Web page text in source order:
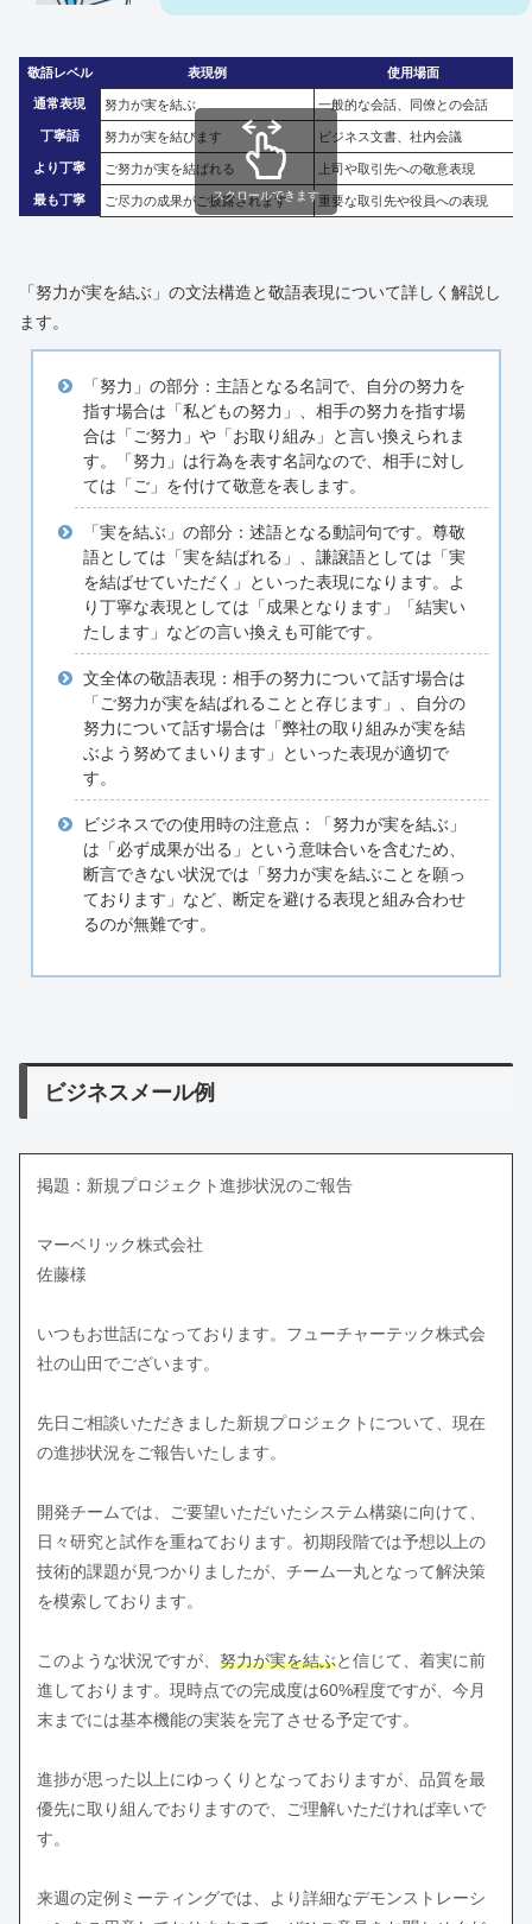
敬語レベル 表現例 使用場面
通常表現 努力が実を結ぶ 一般的な会話、同僚との会話
丁寧語 努力が実を結びます ビジネス文書、社内会議
より丁寧 ご努力が実を結ばれる 上司や取引先への敬意表現
最も丁寧 ご尽力の成果がご披露されます 重要な取引先や役員への表現
スクロールできます
「努力が実を結ぶ」の文法構造と敬語表現について詳しく解説し
ます。
「努力」の部分：主語となる名詞で、自分の努力を
指す場合は「私どもの努力」、相手の努力を指す場
合は「ご努力」や「お取り組み」と言い換えられま
す。「努力」は行為を表す名詞なので、相手に対し
ては「ご」を付けて敬意を表します。
「実を結ぶ」の部分：述語となる動詞句です。尊敬
語としては「実を結ばれる」、謙譲語としては「実
を結ばせていただく」といった表現になります。よ
り丁寧な表現としては「成果となります」「結実い
たします」などの言い換えも可能です。
文全体の敬語表現：相手の努力について話す場合は
「ご努力が実を結ばれることと存じます」、自分の
努力について話す場合は「弊社の取り組みが実を結
ぶよう努めてまいります」といった表現が適切で
す。
ビジネスでの使用時の注意点：「努力が実を結ぶ」
は「必ず成果が出る」という意味合いを含むため、
断言できない状況では「努力が実を結ぶことを願っ
ております」など、断定を避ける表現と組み合わせ
るのが無難です。
ビジネスメール例
掲題：新規プロジェクト進捗状況のご報告
マーベリック株式会社
佐藤様
いつもお世話になっております。フューチャーテック株式会
社の山田でございます。
先日ご相談いただきました新規プロジェクトについて、現在
の進捗状況をご報告いたします。
開発チームでは、ご要望いただいたシステム構築に向けて、
日々研究と試作を重ねております。初期段階では予想以上の
技術的課題が見つかりましたが、チーム一丸となって解決策
を模索しております。
このような状況ですが、 努力が実を結ぶと信じて、着実に前
進しております。現時点での完成度は60%程度ですが、今月
末までには基本機能の実装を完了させる予定です。
進捗が思った以上にゆっくりとなっておりますが、品質を最
優先に取り組んでおりますので、ご理解いただければ幸いで
す。
来週の定例ミーティングでは、より詳細なデモンストレーシ